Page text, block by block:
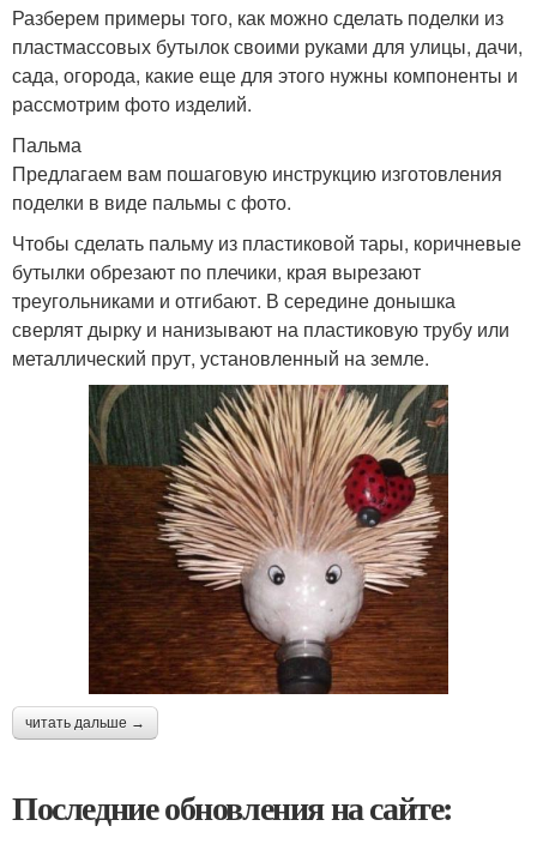
Разберем примеры того, как можно сделать поделки из
пластмассовых бутылок своими руками для улицы, дачи,
сада, огорода, какие еще для этого нужны компоненты и
рассмотрим фото изделий.
Пальма
Предлагаем вам пошаговую инструкцию изготовления
поделки в виде пальмы с фото.
Чтобы сделать пальму из пластиковой тары, коричневые
бутылки обрезают по плечики, края вырезают
треугольниками и отгибают. В середине донышка
сверлят дырку и нанизывают на пластиковую трубу или
металлический прут, установленный на земле.
читать дальше →
Последние обновления на сайте: